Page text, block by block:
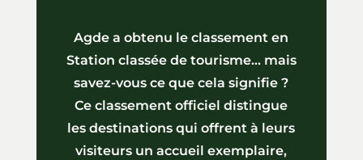
Agde a obtenu le classement en
Station classée de tourisme… mais
savez-vous ce que cela signifie ?
Ce classement officiel distingue
les destinations qui offrent à leurs
visiteurs un accueil exemplaire,